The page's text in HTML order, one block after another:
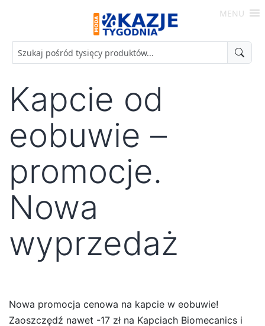
Moda
-
Okazje
MENU
Kapcie od
eobuwie –
promocje.
Nowa
wyprzedaż
Nowa promocja cenowa na kapcie w eobuwie!
Zaoszczędź nawet -17 zł na Kapciach Biomecanics i